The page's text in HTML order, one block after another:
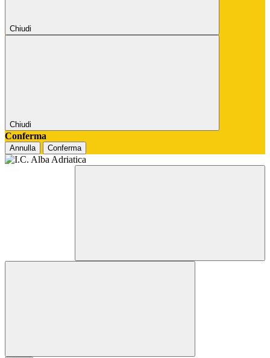
Chiudi
Chiudi
Conferma
Annulla Conferma